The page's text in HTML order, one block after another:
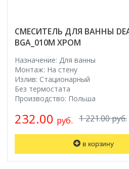
СМЕСИТЕЛЬ ДЛЯ ВАННЫ
BGA_010M ХРОМ
Назначение: Для ванны
Монтаж: На стену
Излив: Стационарный
Без термостата
Производство: Польша
1 221.00 руб.
232.00 руб.
в корзину